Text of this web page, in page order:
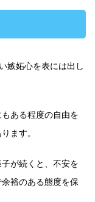
嫉妬心を表には出し
ある程度の自由を
ます。
が続くと、不安を
裕のある態度を保